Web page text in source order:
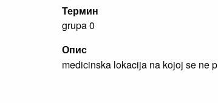
Термин
grupa 0
Опис
medicinska lokacija na kojoj se ne